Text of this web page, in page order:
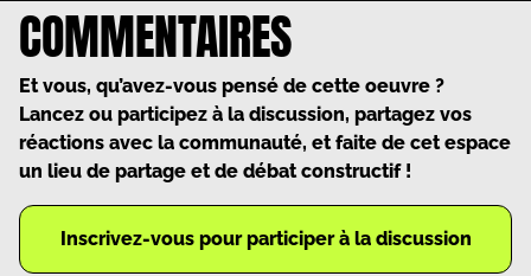
COMMENTAIRES
Et vous, qu’avez-vous pensé de cette oeuvre ?
Lancez ou participez à la discussion, partagez vos
réactions avec la communauté, et faite de cet espace
un lieu de partage et de débat constructif !
Inscrivez-vous pour participer à la discussion